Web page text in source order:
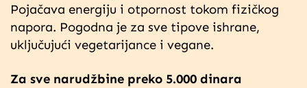
Pojačava energiju i otpornost tokom fizičkog
napora. Pogodna je za sve tipove ishrane,
uključujući vegetarijance i vegane.
Za sve narudžbine preko 5.000 dinara